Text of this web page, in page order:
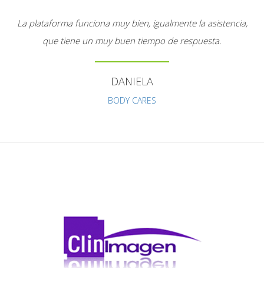
La plataforma funciona muy bien, igualmente la asistencia,
que tiene un muy buen tiempo de respuesta.
DANIELA
BODY CARES